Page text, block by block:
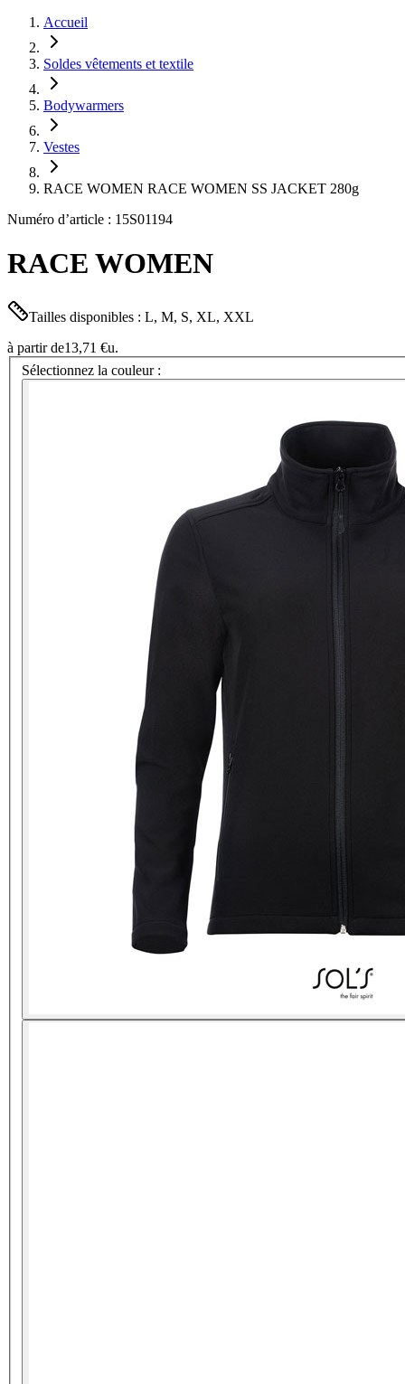
Accueil
Soldes vêtements et textile
Bodywarmers
Vestes
RACE WOMEN RACE WOMEN SS JACKET 280g
Numéro d’article : 15S01194
RACE WOMEN
Tailles disponibles : L, M, S, XL, XXL
à partir de13,71 €u.
Sélectionnez la couleur :